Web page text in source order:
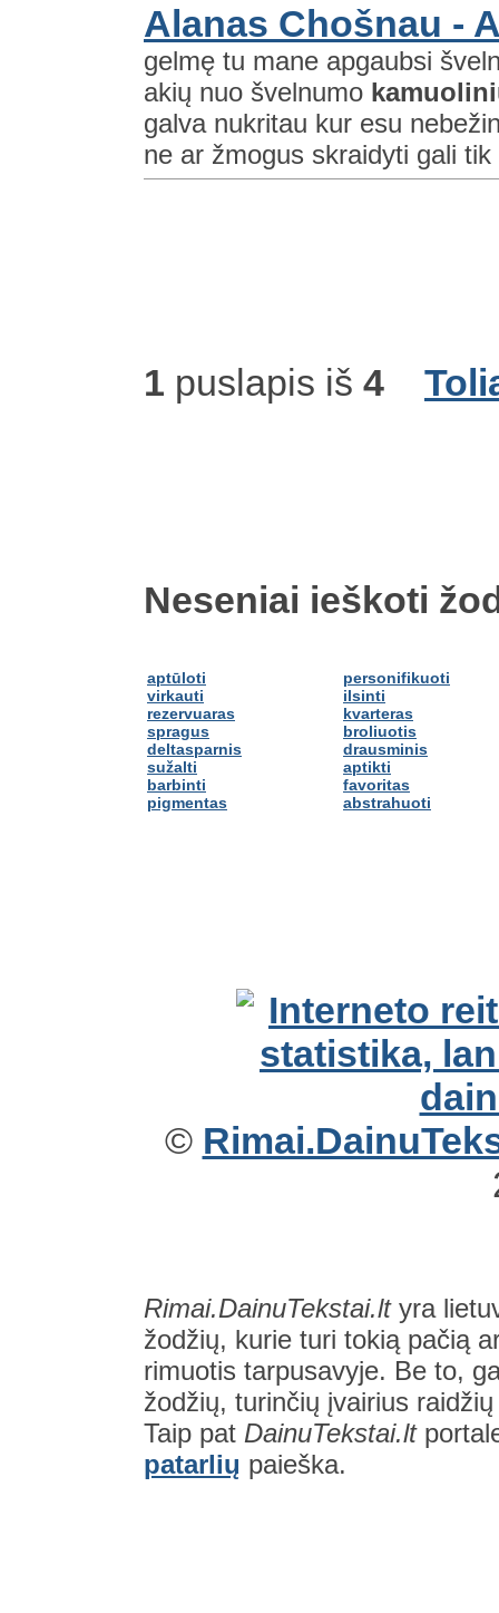
Alanas Chošnau -
gelmę tu mane apgaubsi
akių nuo švelnumo
galva nukritau kur esu
ne ar žmogus skraidyti gali
1 puslapis iš 4
Neseniai ieškoti
aptūloti
virkauti
rezervuaras
spragus
deltasparnis
sužalti
barbinti
pigmentas
personifikuoti
ilsinti
kvarteras
broliuotis
drausminis
aptikti
favoritas
abstrahuoti
©
Rimai.DainuTekstai.ltyra
žodžių, kurie turi tokią pačią
rimuotis tarpusavyje. Be to,
žodžių, turinčių įvairius
Taip pat DainuTekstai.lt
patarlių paieška.